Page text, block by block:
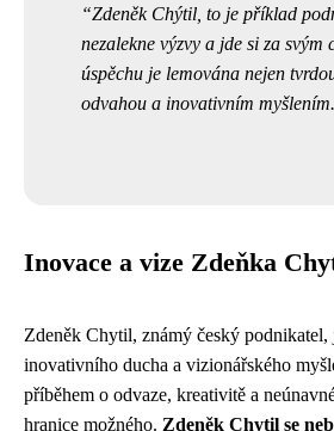
Zdeněk Chýtil, to je příklad
nezalekne výzvy a jde si za svým
úspěchu je lemována nejen
odvahou a inovativním myšlením.
Inovace a vize Zdeňka
Zdeněk Chytil, známý český podnikatel,
inovativního ducha a vizionářského
příběhem o odvaze, kreativitě a
hranice možného. Zdeněk Chytil se